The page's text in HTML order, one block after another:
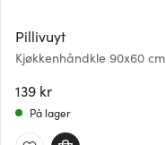
Pillivuyt
Kjøkkenhåndkle 90x60 cm
139 kr
På lager